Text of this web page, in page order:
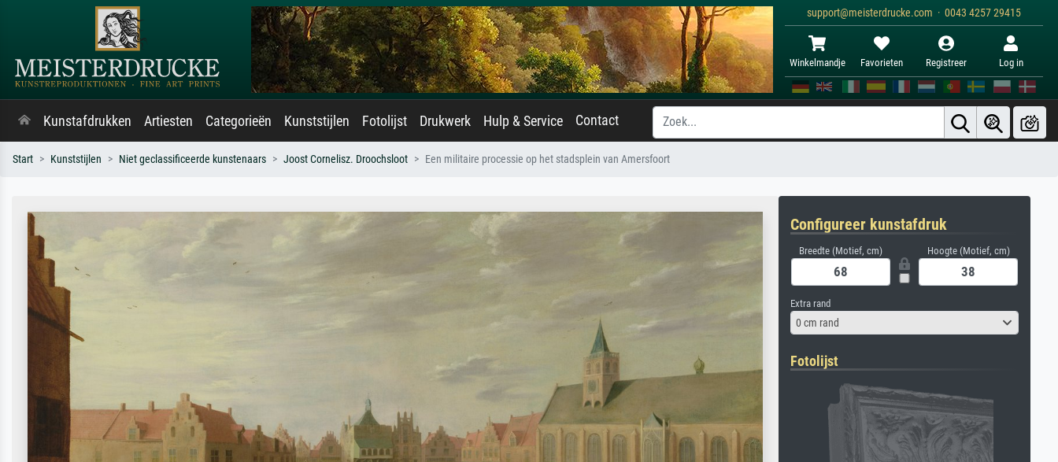
support@meisterdrucke.com · 0043 4257 29415
Winkelmandje Favorieten Registreer Log in
Kunstafdrukken Artiesten Categorieën Kunststijlen Fotolijst Drukwerk Hulp & Service Contact
Start Kunststijlen Niet geclassificeerde kunstenaars Joost Cornelisz. Droochsloot Een militaire processie op het stadsplein van Amersfoort
Configureer kunstafdruk
Breedte (Motief, cm) Hoogte (Motief, cm)
Extra rand
0 cm rand
Fotolijst